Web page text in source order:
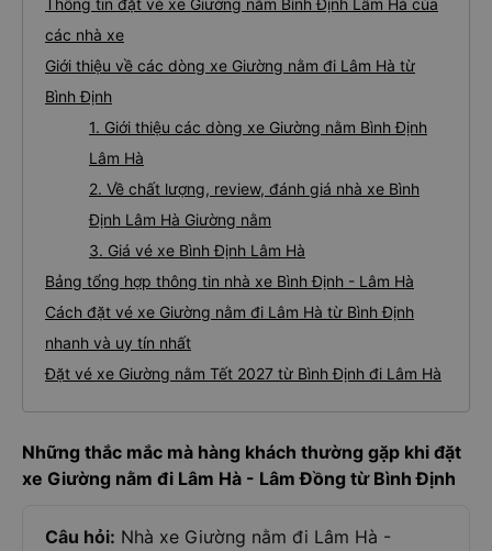
Thông tin đặt vé xe Giường nằm Bình Định Lâm Hà của
các nhà xe
Giới thiệu về các dòng xe Giường nằm đi Lâm Hà từ
Bình Định
1. Giới thiệu các dòng xe Giường nằm Bình Định
Lâm Hà
2. Về chất lượng, review, đánh giá nhà xe Bình
Định Lâm Hà Giường nằm
3. Giá vé xe Bình Định Lâm Hà
Bảng tổng hợp thông tin nhà xe Bình Định - Lâm Hà
Cách đặt vé xe Giường nằm đi Lâm Hà từ Bình Định
nhanh và uy tín nhất
Đặt vé xe Giường nằm Tết 2027 từ Bình Định đi Lâm Hà
Những thắc mắc mà hàng khách thường gặp khi đặt
xe Giường nằm đi Lâm Hà - Lâm Đồng từ Bình Định
Câu hỏi: Nhà xe Giường nằm đi Lâm Hà -